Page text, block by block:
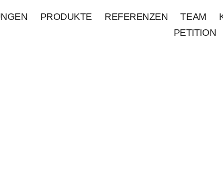
PRODUKTE REFERENZEN TEAM
PETITION